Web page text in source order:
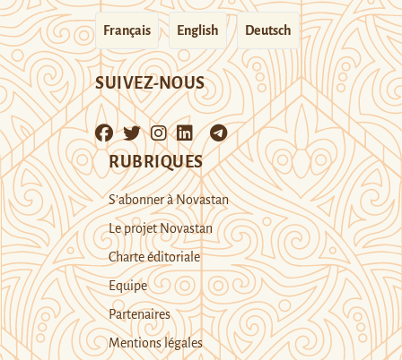
Français English Deutsch
SUIVEZ-NOUS
RUBRIQUES
S’abonner à Novastan
Le projet Novastan
Charte éditoriale
Equipe
Partenaires
Mentions légales